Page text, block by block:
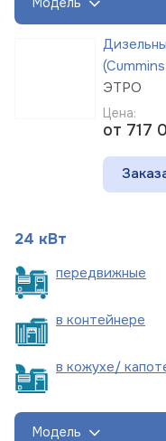
ЭТРО
Цена:
от 717
24 кВт
передвижные
в контейнере
в кожухе/
Модель